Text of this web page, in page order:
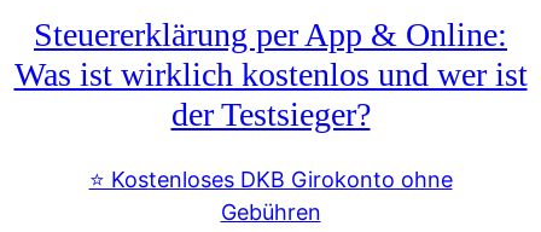
&
f
r
e
a
h
g
Steuererklärung per App & Online:
Was ist wirklich kostenlos und wer ist
der Testsieger?
⭐️ Kostenloses DKB Girokonto ohne
Gebühren